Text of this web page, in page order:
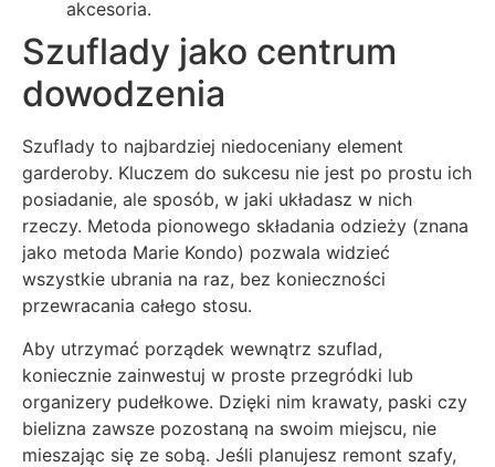
akcesoria.
Szuflady jako centrum
dowodzenia
Szuflady to najbardziej niedoceniany element
garderoby. Kluczem do sukcesu nie jest po prostu ich
posiadanie, ale sposób, w jaki układasz w nich
rzeczy. Metoda pionowego składania odzieży (znana
jako metoda Marie Kondo) pozwala widzieć
wszystkie ubrania na raz, bez konieczności
przewracania całego stosu.
Aby utrzymać porządek wewnątrz szuflad,
koniecznie zainwestuj w proste przegródki lub
organizery pudełkowe. Dzięki nim krawaty, paski czy
bielizna zawsze pozostaną na swoim miejscu, nie
mieszając się ze sobą. Jeśli planujesz remont szafy,